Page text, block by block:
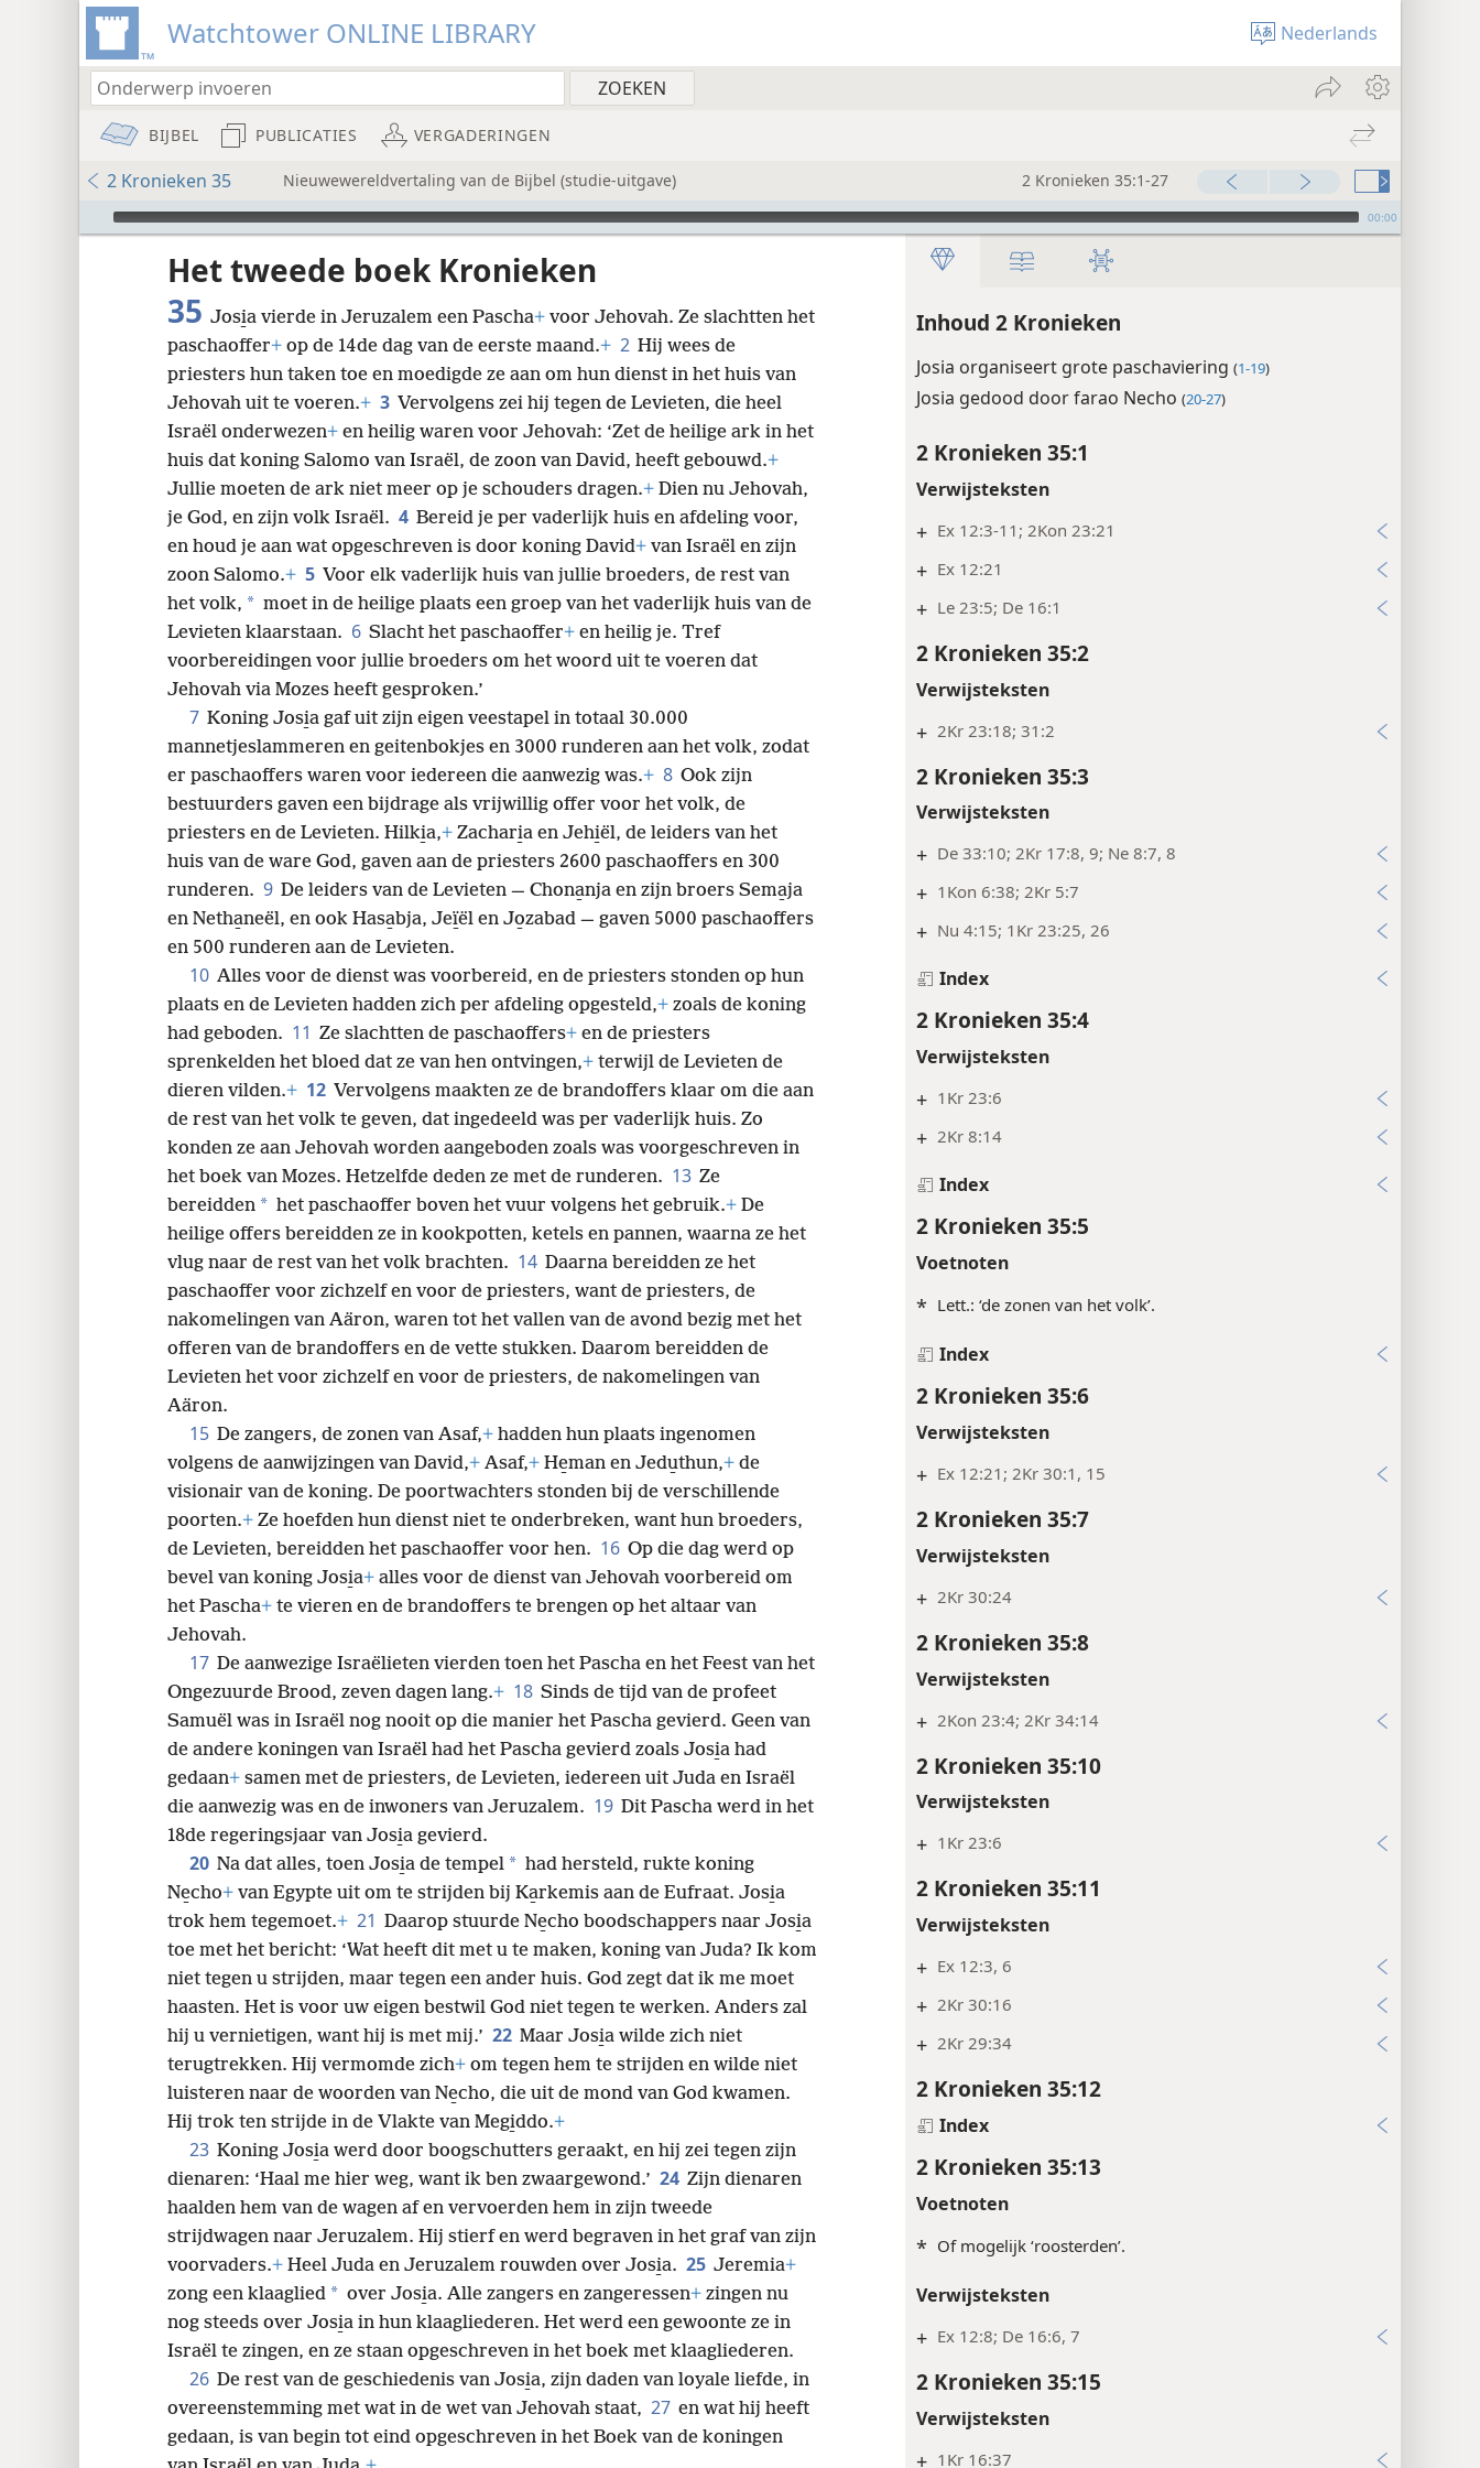
Watchtower ONLINE LIBRARY Nederlands
BIJBEL PUBLICATIES VERGADERINGEN
2 Kronieken 35 Nieuwewereldvertaling van de Bijbel (studie-uitgave) 2 Kronieken 35:1-27
Audio Player 00:00
Inhoud 2 Kronieken
Josia organiseert grote paschaviering (1-19)
Josia gedood door farao Necho (20-27)
2 Kronieken 35:1
Verwijsteksten
+ Ex 12:3-11; 2Kon 23:21
+ Ex 12:21
+ Le 23:5; De 16:1
2 Kronieken 35:2
Verwijsteksten
+ 2Kr 23:18; 31:2
2 Kronieken 35:3
Verwijsteksten
+ De 33:10; 2Kr 17:8, 9; Ne 8:7, 8
+ 1Kon 6:38; 2Kr 5:7
+ Nu 4:15; 1Kr 23:25, 26
Index
2 Kronieken 35:4
Verwijsteksten
+ 1Kr 23:6
+ 2Kr 8:14
Index
2 Kronieken 35:5
Voetnoten
* Lett.: ‘de zonen van het volk’.
Index
2 Kronieken 35:6
Verwijsteksten
+ Ex 12:21; 2Kr 30:1, 15
2 Kronieken 35:7
Verwijsteksten
+ 2Kr 30:24
2 Kronieken 35:8
Verwijsteksten
+ 2Kon 23:4; 2Kr 34:14
2 Kronieken 35:10
Verwijsteksten
+ 1Kr 23:6
2 Kronieken 35:11
Verwijsteksten
+ Ex 12:3, 6
+ 2Kr 30:16
+ 2Kr 29:34
2 Kronieken 35:12
Index
2 Kronieken 35:13
Voetnoten
* Of mogelijk ‘roosterden’.
Verwijsteksten
+ Ex 12:8; De 16:6, 7
2 Kronieken 35:15
Verwijsteksten
+ 1Kr 16:37
Het tweede boek Kronieken
35 Josi̱a vierde in Jeruzalem een Pascha+ voor Jehovah. Ze slachtten het
paschaoffer+ op de 14de dag van de eerste maand.+ 2 Hij wees de
priesters hun taken toe en moedigde ze aan om hun dienst in het huis van
Jehovah uit te voeren.+ 3 Vervolgens zei hij tegen de Levieten, die heel
Israël onderwezen+ en heilig waren voor Jehovah: ‘Zet de heilige ark in het
huis dat koning Salomo van Israël, de zoon van David, heeft gebouwd.+
Jullie moeten de ark niet meer op je schouders dragen.+ Dien nu Jehovah,
je God, en zijn volk Israël. 4 Bereid je per vaderlijk huis en afdeling voor,
en houd je aan wat opgeschreven is door koning David+ van Israël en zijn
zoon Salomo.+ 5 Voor elk vaderlijk huis van jullie broeders, de rest van
het volk, * moet in de heilige plaats een groep van het vaderlijk huis van de
Levieten klaarstaan. 6 Slacht het paschaoffer+ en heilig je. Tref
voorbereidingen voor jullie broeders om het woord uit te voeren dat
Jehovah via Mozes heeft gesproken.’
7 Koning Josi̱a gaf uit zijn eigen veestapel in totaal 30.000
mannetjeslammeren en geitenbokjes en 3000 runderen aan het volk, zodat
er paschaoffers waren voor iedereen die aanwezig was.+ 8 Ook zijn
bestuurders gaven een bijdrage als vrijwillig offer voor het volk, de
priesters en de Levieten. Hilki̱a,+ Zachari̱a en Jehi̱ël, de leiders van het
huis van de ware God, gaven aan de priesters 2600 paschaoffers en 300
runderen. 9 De leiders van de Levieten — Chona̱nja en zijn broers Sema̱ja
en Netha̱neël, en ook Hasa̱bja, Jeï̱ël en Jo̱zabad — gaven 5000 paschaoffers
en 500 runderen aan de Levieten.
10 Alles voor de dienst was voorbereid, en de priesters stonden op hun
plaats en de Levieten hadden zich per afdeling opgesteld,+ zoals de koning
had geboden. 11 Ze slachtten de paschaoffers+ en de priesters
sprenkelden het bloed dat ze van hen ontvingen,+ terwijl de Levieten de
dieren vilden.+ 12 Vervolgens maakten ze de brandoffers klaar om die aan
de rest van het volk te geven, dat ingedeeld was per vaderlijk huis. Zo
konden ze aan Jehovah worden aangeboden zoals was voorgeschreven in
het boek van Mozes. Hetzelfde deden ze met de runderen. 13 Ze
bereidden * het paschaoffer boven het vuur volgens het gebruik.+ De
heilige offers bereidden ze in kookpotten, ketels en pannen, waarna ze het
vlug naar de rest van het volk brachten. 14 Daarna bereidden ze het
paschaoffer voor zichzelf en voor de priesters, want de priesters, de
nakomelingen van Aäron, waren tot het vallen van de avond bezig met het
offeren van de brandoffers en de vette stukken. Daarom bereidden de
Levieten het voor zichzelf en voor de priesters, de nakomelingen van
Aäron.
15 De zangers, de zonen van Asaf,+ hadden hun plaats ingenomen
volgens de aanwijzingen van David,+ Asaf,+ He̱man en Jedu̱thun,+ de
visionair van de koning. De poortwachters stonden bij de verschillende
poorten.+ Ze hoefden hun dienst niet te onderbreken, want hun broeders,
de Levieten, bereidden het paschaoffer voor hen. 16 Op die dag werd op
bevel van koning Josi̱a+ alles voor de dienst van Jehovah voorbereid om
het Pascha+ te vieren en de brandoffers te brengen op het altaar van
Jehovah.
17 De aanwezige Israëlieten vierden toen het Pascha en het Feest van het
Ongezuurde Brood, zeven dagen lang.+ 18 Sinds de tijd van de profeet
Samuël was in Israël nog nooit op die manier het Pascha gevierd. Geen van
de andere koningen van Israël had het Pascha gevierd zoals Josi̱a had
gedaan+ samen met de priesters, de Levieten, iedereen uit Juda en Israël
die aanwezig was en de inwoners van Jeruzalem. 19 Dit Pascha werd in het
18de regeringsjaar van Josi̱a gevierd.
20 Na dat alles, toen Josi̱a de tempel * had hersteld, rukte koning
Ne̱cho+ van Egypte uit om te strijden bij Ka̱rkemis aan de Eufraat. Josi̱a
trok hem tegemoet.+ 21 Daarop stuurde Ne̱cho boodschappers naar Josi̱a
toe met het bericht: ‘Wat heeft dit met u te maken, koning van Juda? Ik kom
niet tegen u strijden, maar tegen een ander huis. God zegt dat ik me moet
haasten. Het is voor uw eigen bestwil God niet tegen te werken. Anders zal
hij u vernietigen, want hij is met mij.’ 22 Maar Josi̱a wilde zich niet
terugtrekken. Hij vermomde zich+ om tegen hem te strijden en wilde niet
luisteren naar de woorden van Ne̱cho, die uit de mond van God kwamen.
Hij trok ten strijde in de Vlakte van Megi̱ddo.+
23 Koning Josi̱a werd door boogschutters geraakt, en hij zei tegen zijn
dienaren: ‘Haal me hier weg, want ik ben zwaargewond.’ 24 Zijn dienaren
haalden hem van de wagen af en vervoerden hem in zijn tweede
strijdwagen naar Jeruzalem. Hij stierf en werd begraven in het graf van zijn
voorvaders.+ Heel Juda en Jeruzalem rouwden over Josi̱a. 25 Jeremia+
zong een klaaglied * over Josi̱a. Alle zangers en zangeressen+ zingen nu
nog steeds over Josi̱a in hun klaagliederen. Het werd een gewoonte ze in
Israël te zingen, en ze staan opgeschreven in het boek met klaagliederen.
26 De rest van de geschiedenis van Josi̱a, zijn daden van loyale liefde, in
overeenstemming met wat in de wet van Jehovah staat, 27 en wat hij heeft
gedaan, is van begin tot eind opgeschreven in het Boek van de koningen